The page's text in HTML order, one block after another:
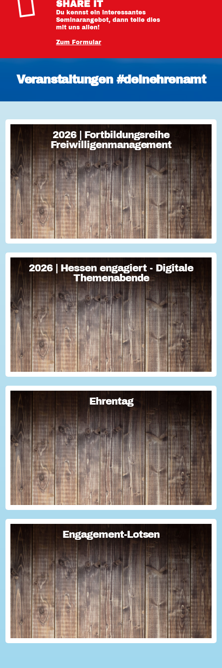
SHARE IT
Du kennst ein interessantes
Seminarangebot, dann teile dies
mit uns allen!
Zum Formular
Veranstaltungen #deinehrenamt
2026 | Fortbildungsreihe
Freiwilligenmanagement
2026 | Fortbildungsreihe
Freiwilligenmanagement
Freiwilligenmanagement Kompakt Strategisches
Freiwilligenmanagement und praktische Umsetzung Im Fokus
Teil 1 Für Engagement begeistern: Freiwillige gewinnen Im
Fokus Teil 2 Eine Frage der H...
2026 | Hessen engagiert - Digitale
Themenabende
2026 | Hessen engagiert - Digitale
Themenabende
Sie haben Fragen zum Thema "Versicherung im Ehrenamt"?
Oder wollten schon immer mal lernen, wie man Engagement-
Geschichten für die Öffentlichkeitsarbeit des Vereins
nutzen kann? Dann haben wir da was!...
Ehrentag
Ehrentag
Macht den Ehrentag mit eurer Aktion zu eurem "hessischen
Ehrentag"...
Engagement-Lotsen
Engagement-Lotsen
Engagement-Lotsen tragen zu einer lebendigen
Engagementkultur und damit zu einer höheren
Lebensqualität für sich und andere bei. Sie bringen ihre
Erfahrungen im bürgerschaftlichen Engagement ein und ü...